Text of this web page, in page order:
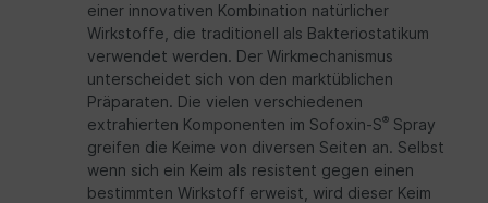
einer innovativen Kombination natürlicher
Wirkstoffe, die traditionell als Bakteriostatikum
verwendet werden. Der Wirkmechanismus
unterscheidet sich von den marktüblichen
Präparaten. Die vielen verschiedenen
extrahierten Komponenten im Sofoxin-S® Spray
greifen die Keime von diversen Seiten an. Selbst
wenn sich ein Keim als resistent gegen einen
bestimmten Wirkstoff erweist, wird dieser Keim